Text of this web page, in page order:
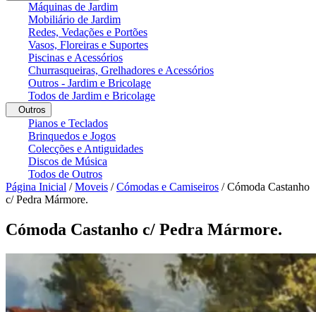
Máquinas de Jardim
Mobiliário de Jardim
Redes, Vedações e Portões
Vasos, Floreiras e Suportes
Piscinas e Acessórios
Churrasqueiras, Grelhadores e Acessórios
Outros - Jardim e Bricolage
Todos de Jardim e Bricolage
Outros
Pianos e Teclados
Brinquedos e Jogos
Colecções e Antiguidades
Discos de Música
Todos de Outros
Página Inicial /Moveis /Cómodas e Camiseiros /Cómoda Castanho
c/ Pedra Mármore.
Cómoda Castanho c/ Pedra Mármore.